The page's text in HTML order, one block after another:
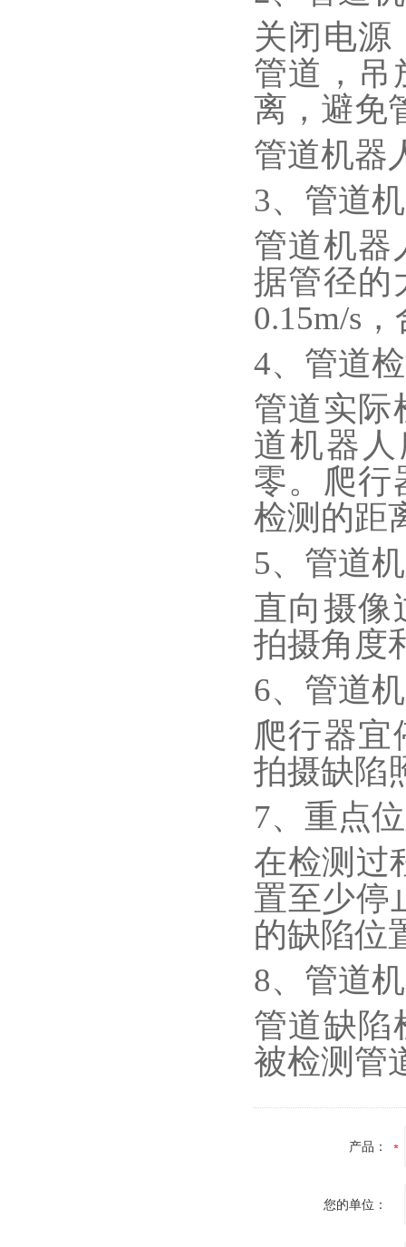
关闭电源
管道，吊
离，避免
管道机器
3、管道
管道机器
据管径的
0.15m/s
4、管道
管道实际
道机器
零。爬行
检测的距
5、管道
直向摄像
拍摄角度
6、管道
爬行器宜
拍摄缺陷
7、重点
在检测过
置至少停
的缺陷位
8、管道
管道缺陷
被检测管
产品：
您的单位：